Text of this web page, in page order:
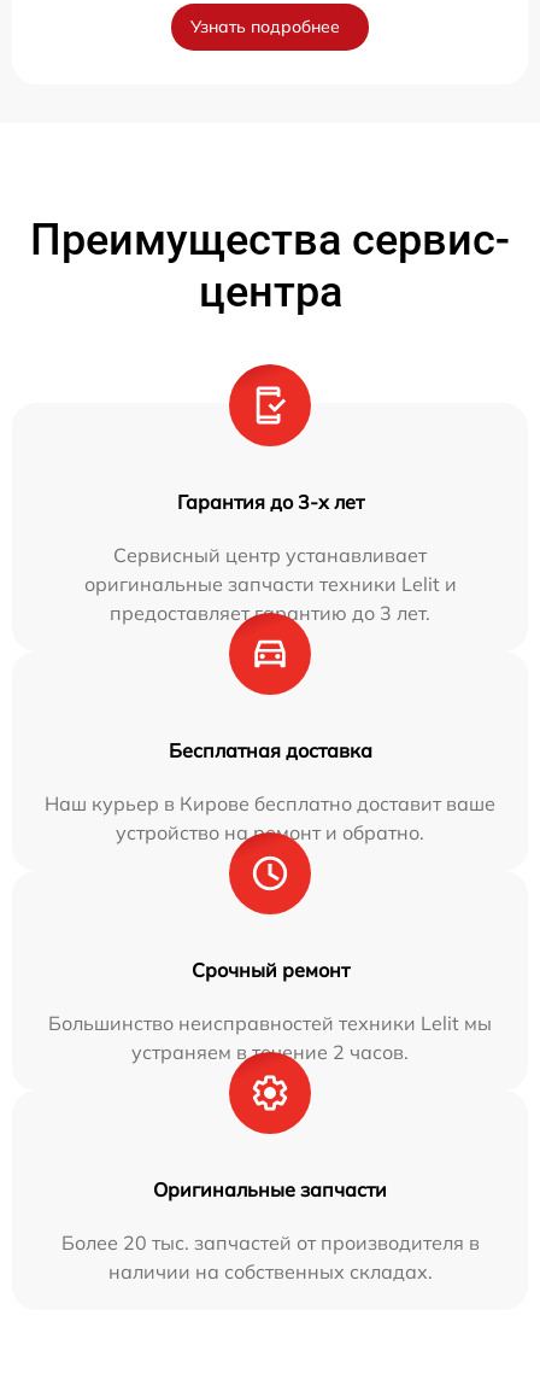
Узнать подробнее
Преимущества сервис-
центра
Гарантия до 3-х лет
Сервисный центр устанавливает
оригинальные запчасти техники Lelit и
предоставляет гарантию до 3 лет.
Бесплатная доставка
Наш курьер в Кирове бесплатно доставит ваше
устройство на ремонт и обратно.
Срочный ремонт
Большинство неисправностей техники Lelit мы
устраняем в течение 2 часов.
Оригинальные запчасти
Более 20 тыс. запчастей от производителя в
наличии на собственных складах.